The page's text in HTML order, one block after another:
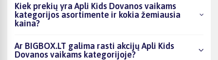
Kiek prekių yra Apli Kids Dovanos vaikams
kategorijos asortimente ir kokia žemiausia
kaina?
Ar BIGBOX.LT galima rasti akcijų Apli Kids
Dovanos vaikams kategorijoje?